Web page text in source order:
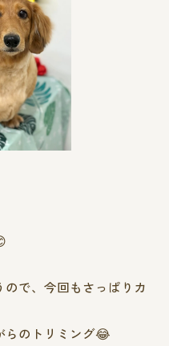
で、今回もさっぱりカ
らのトリミング😂